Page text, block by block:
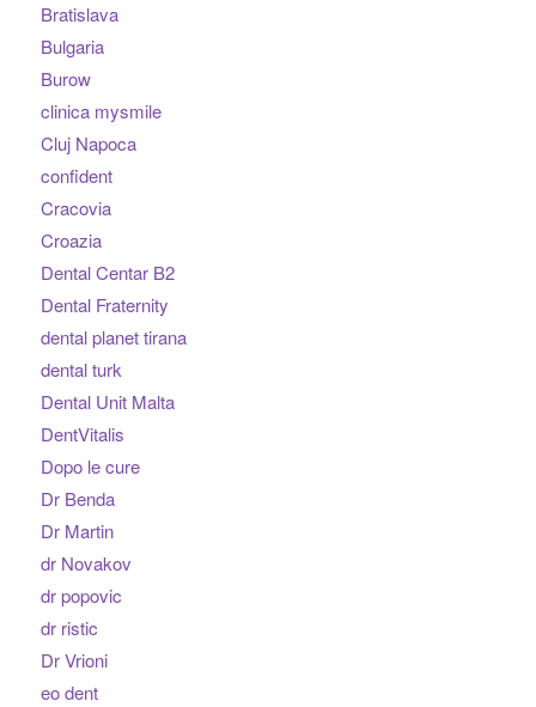
Bratislava
Bulgaria
Burow
clinica mysmile
Cluj Napoca
confident
Cracovia
Croazia
Dental Centar B2
Dental Fraternity
dental planet tirana
dental turk
Dental Unit Malta
DentVitalis
Dopo le cure
Dr Benda
Dr Martin
dr Novakov
dr popovic
dr ristic
Dr Vrioni
eo dent